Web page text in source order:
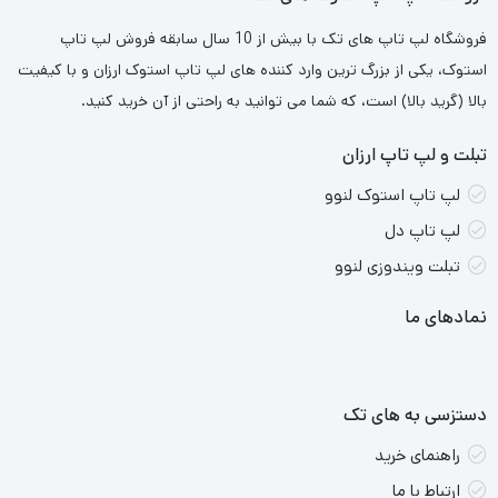
خانواده HP Elite x2 هربار کاربران را با شگفتی روبرو کرده و فاصله
پیشین خود با مجموعه سرفیس پرو را به حداقل رسانده و به نظر
فروشگاه لپ تاپ های تک با بیش از 10 سال سابقه فروش لپ تاپ
استوک، یکی از بزرگ ترین وارد کننده های لپ تاپ استوک ارزان و با کیفیت
بالا (گرید بالا) است، که شما می توانید به راحتی از آن خرید کنید.
تبلت و لپ تاپ ارزان
لپ تاپ استوک لنوو
لپ تاپ دل
تبلت ویندوزی لنوو
نمادهای ما
دستزسی به های تک
راهنمای خرید
ارتباط با ما